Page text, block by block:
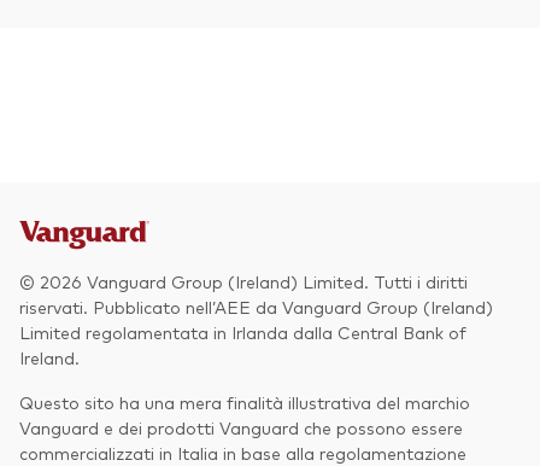
© 2026 Vanguard Group (Ireland) Limited. Tutti i diritti
riservati. Pubblicato nell’AEE da Vanguard Group (Ireland)
Limited regolamentata in Irlanda dalla Central Bank of
Ireland.
Questo sito ha una mera finalità illustrativa del marchio
Vanguard e dei prodotti Vanguard che possono essere
commercializzati in Italia in base alla regolamentazione